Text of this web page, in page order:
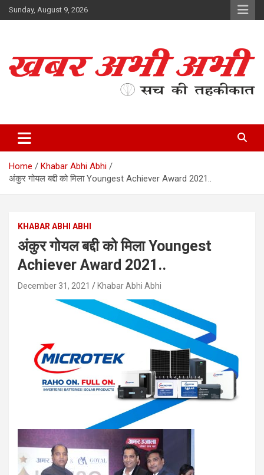
Skip
to
Sunday, August 9, 2026
Home
Khabar Abhi Abhi
अंकुर गोयल बद्दी को मिला Youngest Achiever Award 2021..
KHABAR ABHI ABHI
अंकुर गोयल बद्दी को मिला Youngest
Achiever Award 2021..
December 31, 2021 Khabar Abhi Abhi